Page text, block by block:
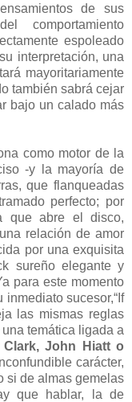
de sus
comportamiento
espoleado
interpretación, una
mayoritariamente
también sabrá cejar
bajo un calado más
como motor de la
-y la mayoría de
que flanqueadas
perfecto; por
que abre el disco,
relación de amor
por una exquisita
sureño elegante y
para este momento
sucesor,“If
las mismas reglas
temática ligada a
Clark, John Hiatt o
carácter,
si de almas gemelas
que hablar, la de